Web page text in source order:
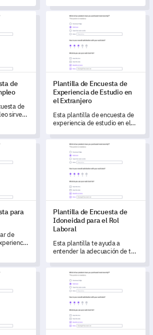
Estrés Postraumático (TEPT)
en tu comunidad.
de Evaluación Pre-empleo
de
de
sirve
sus
Plantilla de Encuesta de
Plantilla de Encuesta de
Experiencia de Estudio en
el Extranjero
Esta plantilla de encuesta de
experiencia de estudio en el
información detallada sobre el
viaje de aprendizaje
internacional de los
estudiantes, abordando de
manera efectiva las
preocupaciones clave y
facilitando mejoras.
para Pacientes
para
de
como
Plantilla de Encuesta de
Plantilla de Encuesta de
Idoneidad para el Rol
Laboral
Esta plantilla te ayuda a
entender la adecuación de tu
tus habilidades profesionales.
de Consulta de Producto
Plantilla de Encuesta de